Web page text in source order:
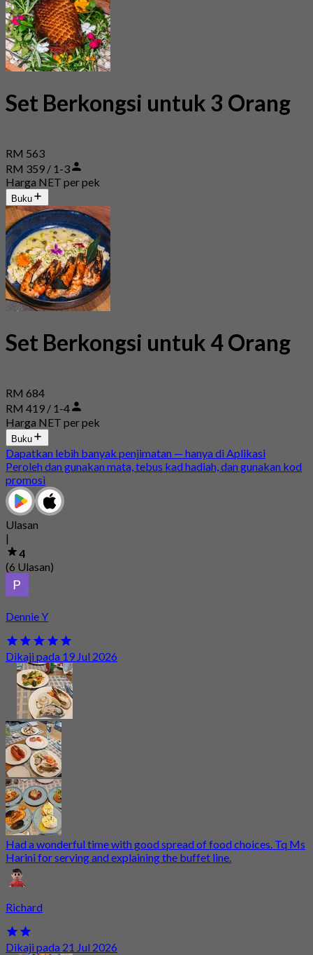
Set Berkongsi untuk 3 Orang
RM 563
RM 359 / 1-3
Harga NET per pek
Buku
Set Berkongsi untuk 4 Orang
RM 684
RM 419 / 1-4
Harga NET per pek
Buku
Dapatkan lebih banyak penjimatan — hanya di Aplikasi
Peroleh dan gunakan mata, tebus kad hadiah, dan gunakan kod
promosi
Ulasan
|
4
(6 Ulasan)
Dennie Y
Dikaji pada 19 Jul 2026
Had a wonderful time with good spread of food choices. Tq Ms
Harini for serving and explaining the buffet line.
Richard
Dikaji pada 21 Jul 2026